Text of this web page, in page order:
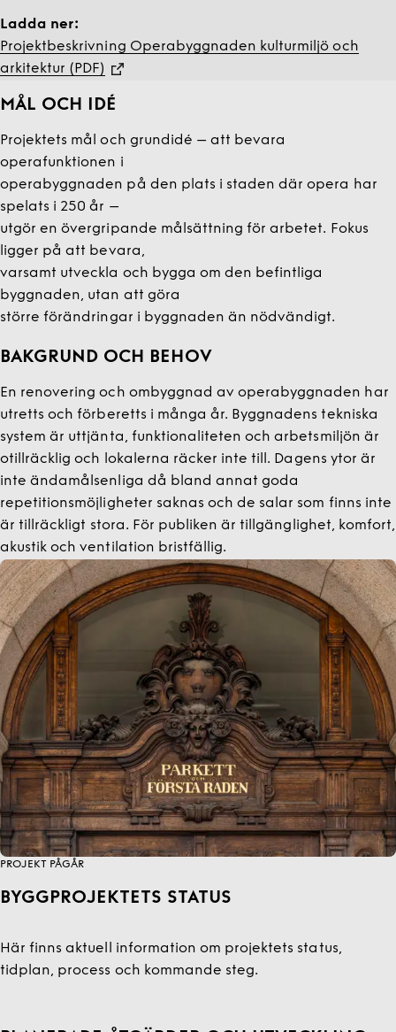
Ladda ner:
Projektbeskrivning Operabyggnaden kulturmiljö och
arkitektur (PDF)
MÅL OCH IDÉ
Projektets mål och grundidé – att bevara
operafunktionen i
operabyggnaden på den plats i staden där opera har
spelats i 250 år –
utgör en övergripande målsättning för arbetet. Fokus
ligger på att bevara,
varsamt utveckla och bygga om den befintliga
byggnaden, utan att göra
större förändringar i byggnaden än nödvändigt.
BAKGRUND OCH BEHOV
En renovering och ombyggnad av operabyggnaden har
utretts och förberetts i många år. Byggnadens tekniska
system är uttjänta, funktionaliteten och arbetsmiljön är
otillräcklig och lokalerna räcker inte till. Dagens ytor är
inte ändamålsenliga då bland annat goda
repetitionsmöjligheter saknas och de salar som finns inte
är tillräckligt stora. För publiken är tillgänglighet, komfort,
akustik och ventilation bristfällig.
PROJEKT PÅGÅR
BYGGPROJEKTETS STATUS
Här finns aktuell information om projektets status,
tidplan, process och kommande steg.